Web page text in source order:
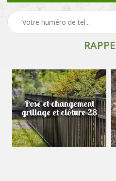
Pose et changement
grillage et clôture 28